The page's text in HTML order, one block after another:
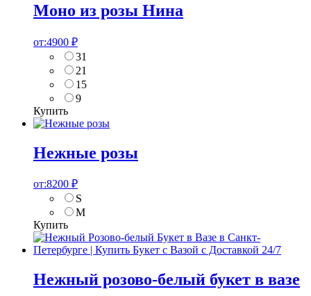
Моно из розы Нина
от:4900 ₽
31
21
15
9
Купить
Нежные розы
от:8200 ₽
S
M
Купить
Нежный розово-белый букет в вазе